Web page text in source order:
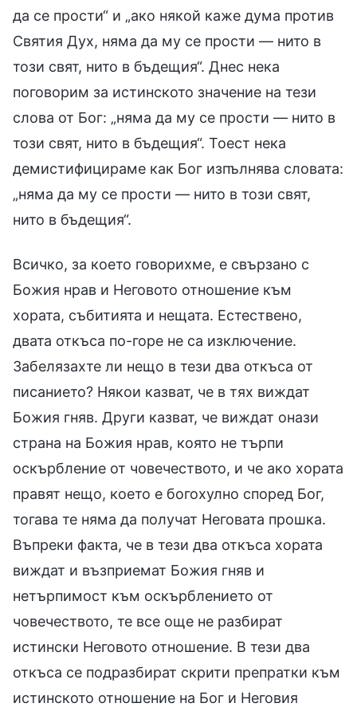
да се прости“ и „ако някой каже дума против
Святия Дух, няма да му се прости — нито в
този свят, нито в бъдещия“. Днес нека
поговорим за истинското значение на тези
слова от Бог: „няма да му се прости — нито в
този свят, нито в бъдещия“. Тоест нека
демистифицираме как Бог изпълнява словата:
„няма да му се прости — нито в този свят,
нито в бъдещия“.
Всичко, за което говорихме, е свързано с
Божия нрав и Неговото отношение към
хората, събитията и нещата. Естествено,
двата откъса по-горе не са изключение.
Забелязахте ли нещо в тези два откъса от
писанието? Някои казват, че в тях виждат
Божия гняв. Други казват, че виждат онази
страна на Божия нрав, която не търпи
оскърбление от човечеството, и че ако хората
правят нещо, което е богохулно според Бог,
тогава те няма да получат Неговата прошка.
Въпреки факта, че в тези два откъса хората
виждат и възприемат Божия гняв и
нетърпимост към оскърблението от
човечеството, те все още не разбират
истински Неговото отношение. В тези два
откъса се подразбират скрити препратки към
истинското отношение на Бог и Неговия